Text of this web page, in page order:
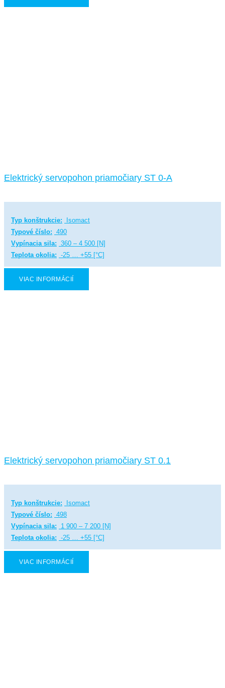
Elektrický servopohon priamočiary ST 0-A
Typ konštrukcie:
Isomact
Typové číslo: 490
Vypínacia sila: 360 – 4 500 [N]
Teplota okolia: -25 … +55 [°C]
VIAC INFORMÁCIÍ
Elektrický servopohon priamočiary ST 0.1
Typ konštrukcie:
Isomact
Typové číslo: 498
Vypínacia sila:
1 900 – 7 200 [N]
Teplota okolia: -25 … +55 [°C]
VIAC INFORMÁCIÍ